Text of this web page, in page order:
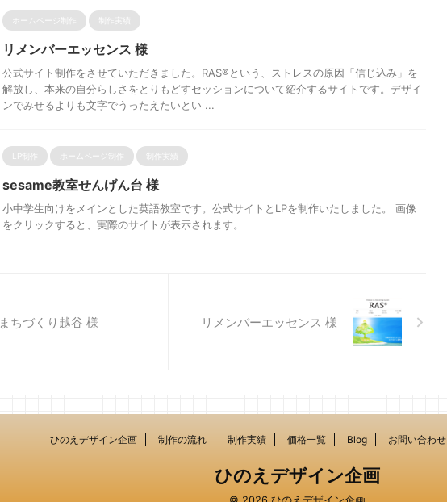
ホームページ制作 制作実績
リメンバーエッセンス 様
公式サイト制作をさせていただきました。RAS®という、ストレスの原因「信じ込み」を
解放し、本来の自分らしさをとりもどすセッションについて紹介するサイトです。デザイ
ンでみせるよりも文字でうったえたいとい ...
LP制作 ホームページ制作 制作実績
sesame教室せんげん台 様
小中学生向けをメインとした英語教室です。公式サイトとLPを制作いたしました。 画像
をクリックすると、実際のサイトが表示されます。
まちづくり越谷 様 リメンバーエッセンス 様
ひのえデザイン企画 制作の流れ 制作実績 価格一覧 Blog お問い合わせ
ひのえデザイン企画